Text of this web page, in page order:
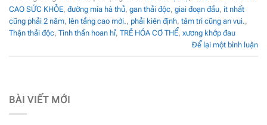
CAO SỨC KHỎE, đường mía hà thủ, gan thải độc, giai đoạn đầu, ít nhất
cũng phải 2 năm, lên tầng cao mới., phải kiên định, tâm trí cũng an vui.,
Thận thải độc, Tinh thần hoan hỉ, TRẺ HÓA CƠ THỂ, xương khớp đau
Để lại một bình luận
BÀI VIẾT MỚI